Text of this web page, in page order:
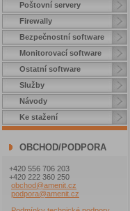
Poštovní servery
Firewally
Bezpečnostní software
Monitorovací software
Ostatní software
Služby
Návody
Ke stažení
OBCHOD/PODPORA
+420 556 706 203
+420 222 360 250
obchod@amenit.cz
podpora@amenit.cz